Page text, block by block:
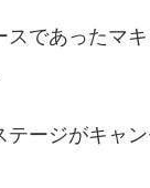
であったマ
ージがキャ